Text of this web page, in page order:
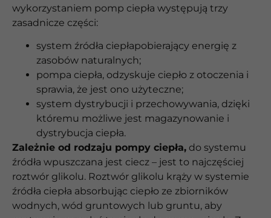
wykorzystaniem pomp ciepła występują trzy
zasadnicze części:
system źródła ciepłapobierający energię z
zasobów naturalnych;
pompa ciepła, odzyskuje ciepło z otoczenia i
sprawia, że jest ono użyteczne;
system dystrybucji i przechowywania, dzięki
któremu możliwe jest magazynowanie i
dystrybucja ciepła.
Zależnie od rodzaju pompy ciepła, do systemu
źródła wpuszczana jest ciecz – jest to najczęściej
roztwór glikolu. Roztwór glikolu krąży w systemie
źródła ciepła absorbując ciepło ze zbiorników
wodnych, wód gruntowych lub gruntu, aby